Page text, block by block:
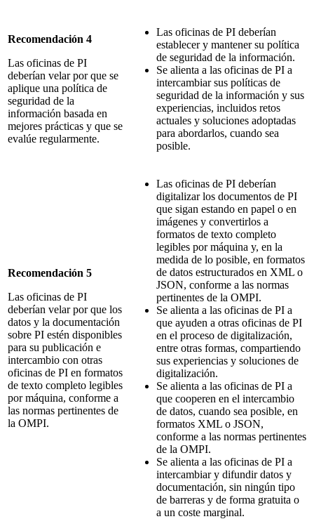
Recomendación 4
Las oficinas de PI
deberían velar por que se
aplique una política de
seguridad de la
información basada en
mejores prácticas y que se
evalúe regularmente.
Las oficinas de PI deberían
establecer y mantener su política
de seguridad de la información.
Se alienta a las oficinas de PI a
intercambiar sus políticas de
seguridad de la información y sus
experiencias, incluidos retos
actuales y soluciones adoptadas
para abordarlos, cuando sea
posible.
Recomendación 5
Las oficinas de PI
deberían velar por que los
datos y la documentación
sobre PI estén disponibles
para su publicación e
intercambio con otras
oficinas de PI en formatos
de texto completo legibles
por máquina, conforme a
las normas pertinentes de
la OMPI.
Las oficinas de PI deberían
digitalizar los documentos de PI
que sigan estando en papel o en
imágenes y convertirlos a
formatos de texto completo
legibles por máquina y, en la
medida de lo posible, en formatos
de datos estructurados en XML o
JSON, conforme a las normas
pertinentes de la OMPI.
Se alienta a las oficinas de PI a
que ayuden a otras oficinas de PI
en el proceso de digitalización,
entre otras formas, compartiendo
sus experiencias y soluciones de
digitalización.
Se alienta a las oficinas de PI a
que cooperen en el intercambio
de datos, cuando sea posible, en
formatos XML o JSON,
conforme a las normas pertinentes
de la OMPI.
Se alienta a las oficinas de PI a
intercambiar y difundir datos y
documentación, sin ningún tipo
de barreras y de forma gratuita o
a un coste marginal.